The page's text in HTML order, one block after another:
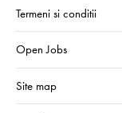
Termeni si conditii
Open Jobs
Site map